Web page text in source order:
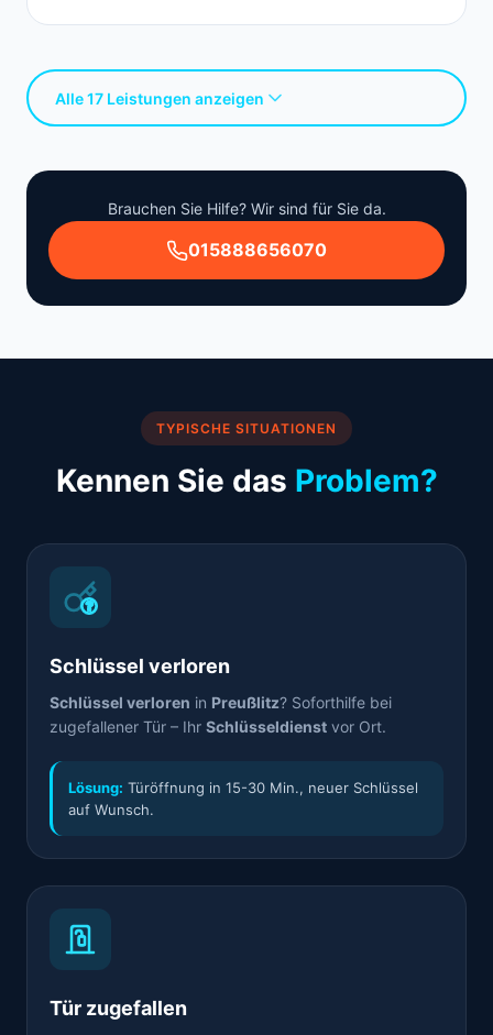
Alle 17 Leistungen anzeigen
Brauchen Sie Hilfe? Wir sind für Sie da.
015888656070
TYPISCHE SITUATIONEN
Kennen Sie das Problem?
Schlüssel verloren
Schlüssel verloren in Preußlitz? Soforthilfe bei
zugefallener Tür – Ihr Schlüsseldienst vor Ort.
Lösung: Türöffnung in 15-30 Min., neuer Schlüssel
auf Wunsch.
Tür zugefallen